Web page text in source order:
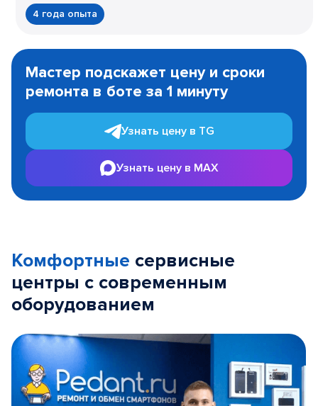
4 года опыта
1
Мастер подскажет цену и сроки
ремонта в боте за 1 минуту
Узнать цену в TG
Узнать цену в MAX
Комфортные сервисные
центры с современным
оборудованием